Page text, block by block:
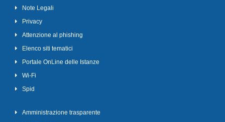
Note Legali
Privacy
Attenzione al phishing
Elenco siti tematici
Portale OnLine delle Istanze
Wi-Fi
Spid
Amministrazione trasparente